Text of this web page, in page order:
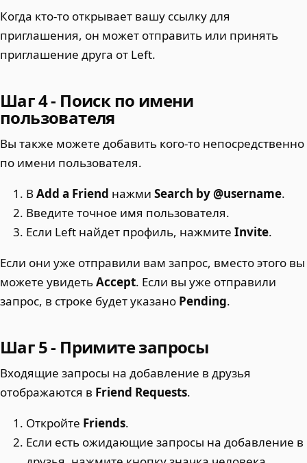
Когда кто-то открывает вашу ссылку для
приглашения, он может отправить или принять
приглашение друга от Left.
Шаг 4 - Поиск по имени
пользователя
Вы также можете добавить кого-то непосредственно
по имени пользователя.
ВAdd a Friend нажмиSearch by @username.
Введите точное имя пользователя.
Если Left найдет профиль, нажмитеInvite.
Если они уже отправили вам запрос, вместо этого вы
можете увидетьAccept. Если вы уже отправили
запрос, в строке будет указано Pending.
Шаг 5 - Примите запросы
Входящие запросы на добавление в друзья
отображаются в Friend Requests.
Откройте Friends.
Если есть ожидающие запросы на добавление в